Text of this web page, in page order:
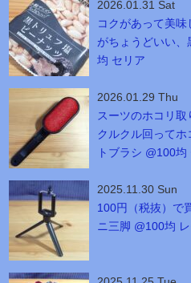
2026.01.31 Sat
コクがあって美
がちょうどいい
均 セリア
2026.01.29 Thu
スーツのホコリ
クルクル回ってホ
トブラシ @100均
2025.11.30 Sun
100円（税抜）で
ニ三脚 @100均